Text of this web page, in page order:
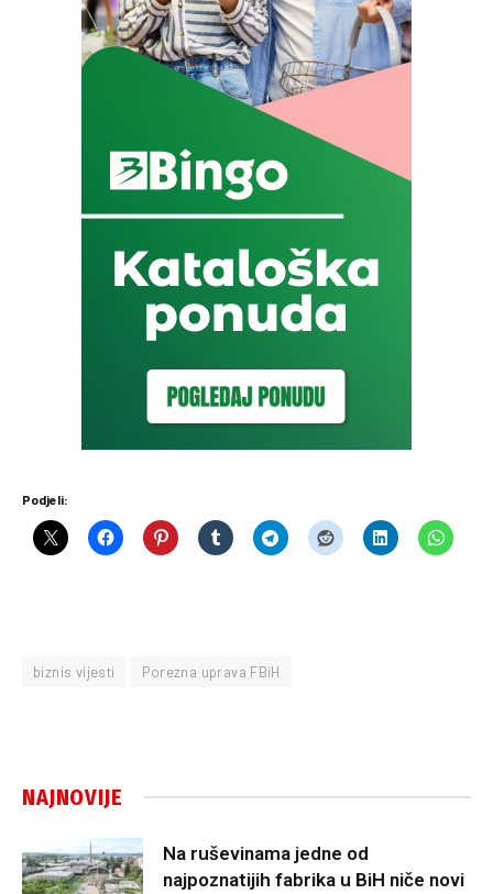
Na područjuZapadnohercegovačkog kantona
izvršeno je 16 kontrola. Zatečen je 31 prijavljeni radnik,
dok je kod pet obveznika utvrđeno neevidentiranje
prometa putem fiskalnog uređaja. Jedan porezni
obveznik nije predao finansijski izvještaj. U devet
slučajeva izrečene su kazne u ukupnom iznosu od 32.600
Unsko-sanskom kantonuizvršena je 21 kontrola.
Zatečena su 62 prijavljena i jedan neprijavljeni
radnik. Tri obveznika nisu evidentirala promet putem
fiskalnog uređaja, dok tri porezna obveznika nisu
predala finansijske izvještaje. Zapečaćen je jedan objekat,
a izrečene su kazne u ukupnom iznosu od 47.700 KM.
Na područjuKantona 10izvršeno je 16 kontrola.
imala instaliran fiskalni uređaj, jedan nije evidentirao
promet putem fiskalnog uređaja, a 12 poreznih
Bosansko-podrinjskom kantonu